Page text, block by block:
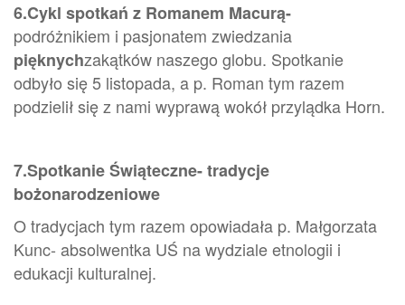
6.Cykl spotkań z Romanem Macurą-
podróżnikiem i pasjonatem zwiedzania
pięknychzakątków naszego globu. Spotkanie
odbyło się 5 listopada, a p. Roman tym razem
podzielił się z nami wyprawą wokół przylądka Horn.
7.Spotkanie Świąteczne- tradycje
bożonarodzeniowe
O tradycjach tym razem opowiadała p. Małgorzata
Kunc- absolwentka UŚ na wydziale etnologii i
edukacji kulturalnej.